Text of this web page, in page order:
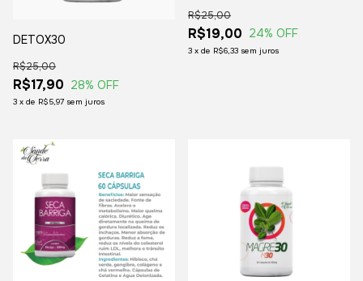
DETOX30
R$17,90
R$25,00
28% OFF
3 x de R$5,97 sem juros
R$19,00
R$25,00
24% OFF
3 x de R$6,33 sem juros